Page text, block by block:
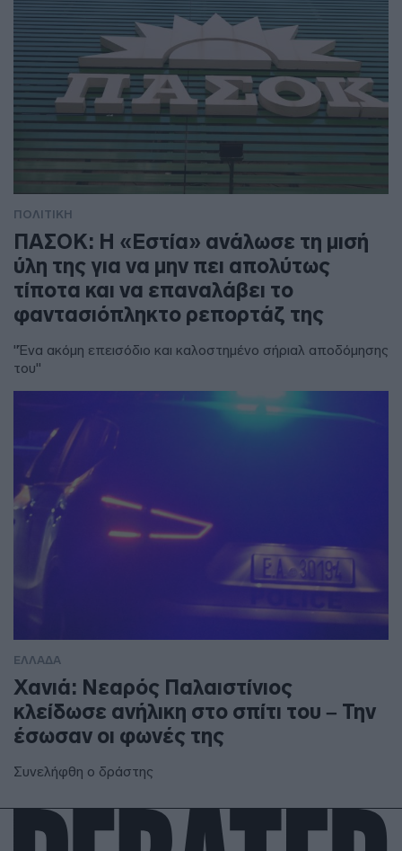
ΠΟΛΙΤΙΚΗ
ΠΑΣΟΚ: Η «Εστία» ανάλωσε τη μισή
ύλη της για να μην πει απολύτως
τίποτα και να επαναλάβει το
φαντασιόπληκτο ρεπορτάζ της
"Ένα ακόμη επεισόδιο και καλοστημένο σήριαλ αποδόμησης
του"
ΕΛΛΑΔΑ
Χανιά: Νεαρός Παλαιστίνιος
κλείδωσε ανήλικη στο σπίτι του – Την
έσωσαν οι φωνές της
Συνελήφθη ο δράστης